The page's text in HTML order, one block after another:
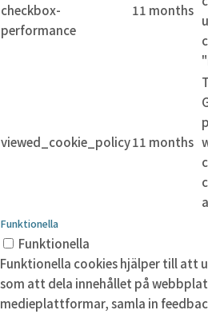
checkbox-
performance
11 months
viewed_cookie_policy11 months
Funktionella
Funktionella
Funktionella cookies hjälper till att
som att dela innehållet på
medieplattformar, samla in